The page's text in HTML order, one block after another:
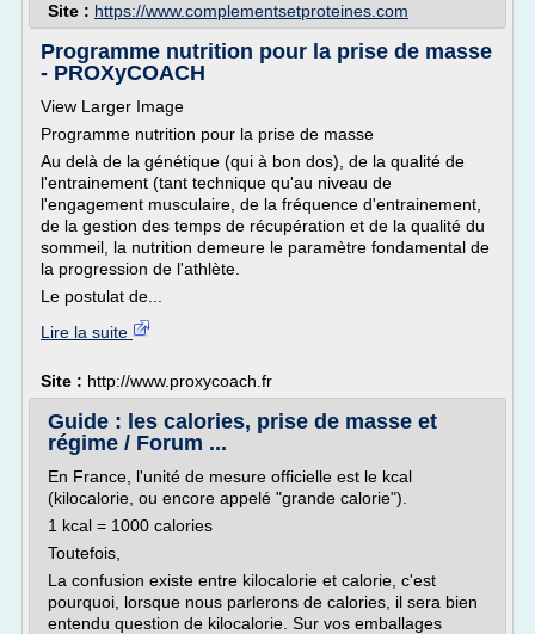
Site : https://www.complementsetproteines.com
Programme nutrition pour la prise de masse
- PROXyCOACH
View Larger Image
Programme nutrition pour la prise de masse
Au delà de la génétique (qui à bon dos), de la qualité de
l'entrainement (tant technique qu'au niveau de
l'engagement musculaire, de la fréquence d'entrainement,
de la gestion des temps de récupération et de la qualité du
sommeil, la nutrition demeure le paramètre fondamental de
la progression de l'athlète.
Le postulat de...
Lire la suite
Site : http://www.proxycoach.fr
Guide : les calories, prise de masse et
régime / Forum ...
En France, l'unité de mesure officielle est le kcal
(kilocalorie, ou encore appelé "grande calorie").
1 kcal = 1000 calories
Toutefois,
La confusion existe entre kilocalorie et calorie, c'est
pourquoi, lorsque nous parlerons de calories, il sera bien
entendu question de kilocalorie. Sur vos emballages